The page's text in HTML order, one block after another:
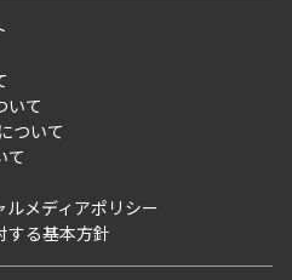
）
事業部取り扱い物件入居申込
いて
ついて
て
メディアポリシー
する基本方針